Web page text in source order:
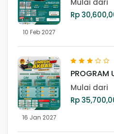
10 Feb 2027
Mulai dari
Rp
16 Jan 2027
PROGRAM
(GOLD)
Mulai dari
Rp